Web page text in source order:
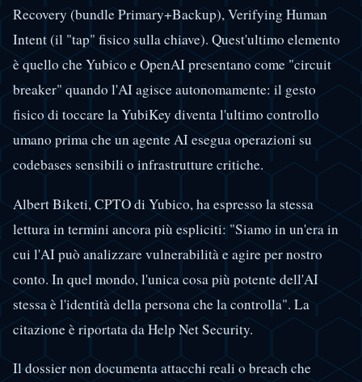
Recovery (bundle Primary+Backup), Verifying Human
Intent (il "tap" fisico sulla chiave). Quest'ultimo elemento
è quello che Yubico e OpenAI presentano come "circuit
breaker" quando l'AI agisce autonomamente: il gesto
fisico di toccare la YubiKey diventa l'ultimo controllo
umano prima che un agente AI esegua operazioni su
codebases sensibili o infrastrutture critiche.
Albert Biketi, CPTO di Yubico, ha espresso la stessa
lettura in termini ancora più espliciti: "Siamo in un'era in
cui l'AI può analizzare vulnerabilità e agire per nostro
conto. In quel mondo, l'unica cosa più potente dell'AI
stessa è l'identità della persona che la controlla". La
citazione è riportata da Help Net Security.
Il dossier non documenta attacchi reali o breach che